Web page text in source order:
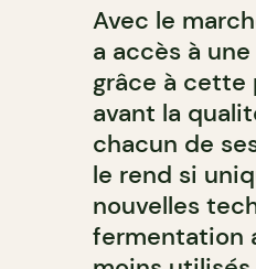
Avec le
a accès à
grâce à
avant la
chacun de
le rend si
nouvelles
fermentation